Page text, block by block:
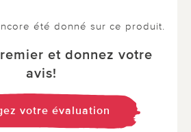
été donné sur ce produit.
et donnez votre
avis!
votre évaluation